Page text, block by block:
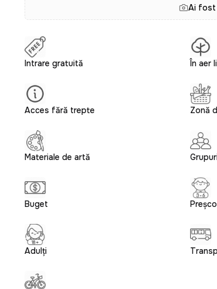
Ai fost
Intrare gratuită În aer
Acces fără trepte Zonă
Materiale de artă
Buget
Adulți